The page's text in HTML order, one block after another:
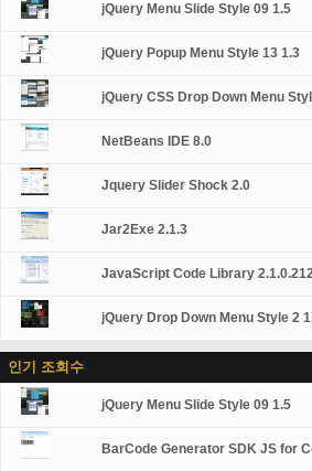
jQuery Menu Slide Style 09 1.5
jQuery Popup Menu Style 13 1.3
jQuery CSS Drop Down Menu
NetBeans IDE 8.0
Jquery Slider Shock 2.0
Jar2Exe 2.1.3
JavaScript Code Library
jQuery Drop Down Menu Style 2
인기 조회수
jQuery Menu Slide Style 09 1.5
BarCode Generator SDK JS for